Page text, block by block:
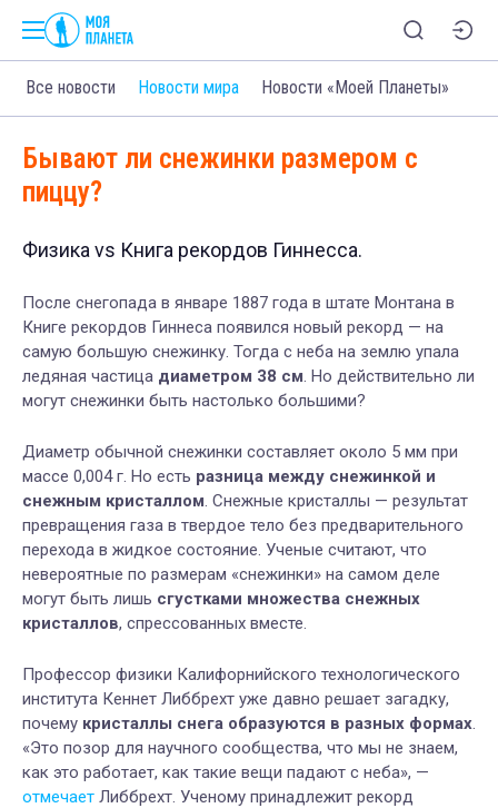
Все новости Новости мира Новости «Моей Планеты»
Бывают ли снежинки размером с
пиццу?
Физика vs Книга рекордов Гиннесса.
После снегопада в январе 1887 года в штате Монтана в
Книге рекордов Гиннеса появился новый рекорд — на
самую большую снежинку. Тогда с неба на землю упала
ледяная частица диаметром 38 см. Но действительно ли
могут снежинки быть настолько большими?
Диаметр обычной снежинки составляет около 5 мм при
массе 0,004 г. Но есть разница между снежинкой и
снежным кристаллом. Снежные кристаллы — результат
превращения газа в твердое тело без предварительного
перехода в жидкое состояние. Ученые считают, что
невероятные по размерам «снежинки» на самом деле
могут быть лишь сгустками множества снежных
кристаллов, спрессованных вместе.
Профессор физики Калифорнийского технологического
института Кеннет Либбрехт уже давно решает загадку,
почему кристаллы снега образуются в разных формах.
«Это позор для научного сообщества, что мы не знаем,
как это работает, как такие вещи падают с неба», —
отмечает Либбрехт. Ученому принадлежит рекорд